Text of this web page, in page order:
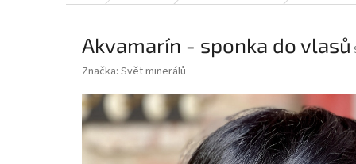
Akvamarín - sponka do vlasů
Značka: Svět minerálů